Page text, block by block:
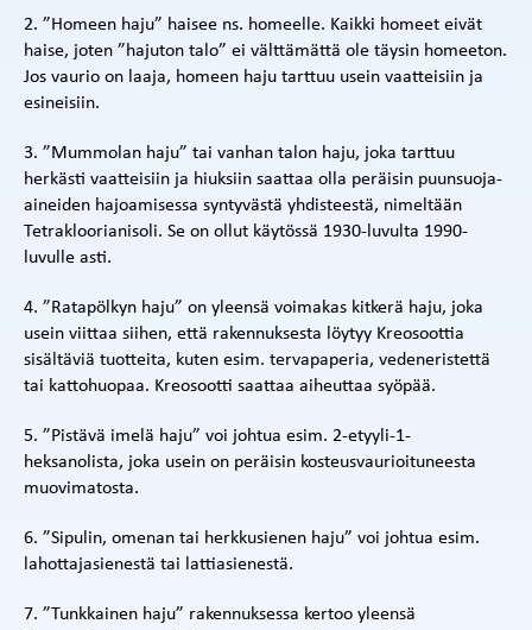
2. ”Homeen haju” haisee ns. homeelle. Kaikki homeet eivät
haise, joten ”hajuton talo” ei välttämättä ole täysin homeeton.
Jos vaurio on laaja, homeen haju tarttuu usein vaatteisiin ja
esineisiin.
3. ”Mummolan haju” tai vanhan talon haju, joka tarttuu
herkästi vaatteisiin ja hiuksiin saattaa olla peräisin puunsuoja-
aineiden hajoamisessa syntyvästä yhdisteestä, nimeltään
Tetrakloorianisoli. Se on ollut käytössä 1930-luvulta 1990-
luvulle asti.
4. ”Ratapölkyn haju” on yleensä voimakas kitkerä haju, joka
usein viittaa siihen, että rakennuksesta löytyy Kreosoottia
sisältäviä tuotteita, kuten esim. tervapaperia, vedeneristettä
tai kattohuopaa. Kreosootti saattaa aiheuttaa syöpää.
5. ”Pistävä imelä haju” voi johtua esim. 2-etyyli-1-
heksanolista, joka usein on peräisin kosteusvaurioituneesta
muovimatosta.
6. ”Sipulin, omenan tai herkkusienen haju” voi johtua esim.
lahottajasienestä tai lattiasienestä.
7. ”Tunkkainen haju” rakennuksessa kertoo yleensä